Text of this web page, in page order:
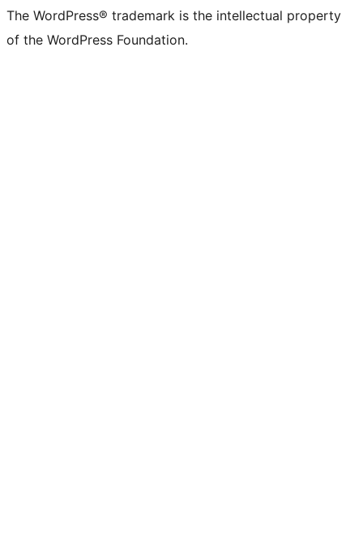
The WordPress® trademark is the intellectual property
of the WordPress Foundation.